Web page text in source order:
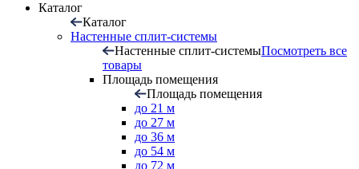
Каталог
Каталог
Настенные сплит-системы
Настенные сплит-системыПосмотреть все
товары
Площадь помещения
Площадь помещения
до 21 м
до 27 м
до 36 м
до 54 м
до 72 м